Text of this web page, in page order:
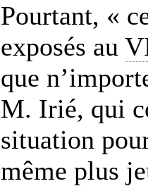
Pourtant, «
exposés au
que
M. Irié, qui
situation
même plus